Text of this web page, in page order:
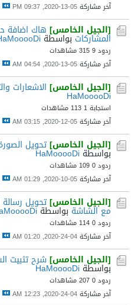
آخر مشاركة05-13-2020, 09:37 PM
[الجيل الخامس] هاك
المشاركات بواسطة
ردود 9
315 مشاهدات
آخر مشاركة05-13-2020, 04:54 AM
[الجيل الخامس] الاشعارات
HaMooooDi
استجابة 1
113 مشاهدات
آخر مشاركة05-12-2020, 03:15 AM
[الجيل الخامس]تحويل
بواسطة HaMooooDi
ردود 0
109 مشاهدات
آخر مشاركة05-10-2020, 01:29 AM
[الجيل الخامس]تحويل رسالة
مع الشاشة بواسطة
ردود 0
114 مشاهدات
آخر مشاركة04-24-2020, 01:20 AM
[الجيل الخامس]شرح تثبيت
بواسطة HaMooooDi
ردود 0
207 مشاهدات
آخر مشاركة04-24-2020, 12:23 AM